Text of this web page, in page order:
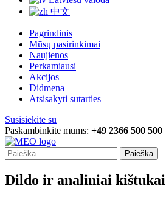
中文
Pagrindinis
Mūsų pasirinkimai
Naujienos
Perkamiausi
Akcijos
Didmena
Atsisakyti sutarties
Susisiekite su
Paskambinkite mums: +49 2366 500 500
Paieška
Dildo ir analiniai kištukai